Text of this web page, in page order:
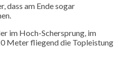
dass am Ende sogar
im Hoch-Schersprung, im
Meter fliegend die Topleistung